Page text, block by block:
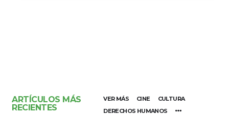
ARTÍCULOS MÁS
RECIENTES
VER MÁS CINE
CULTURA
DERECHOS HUMANOS